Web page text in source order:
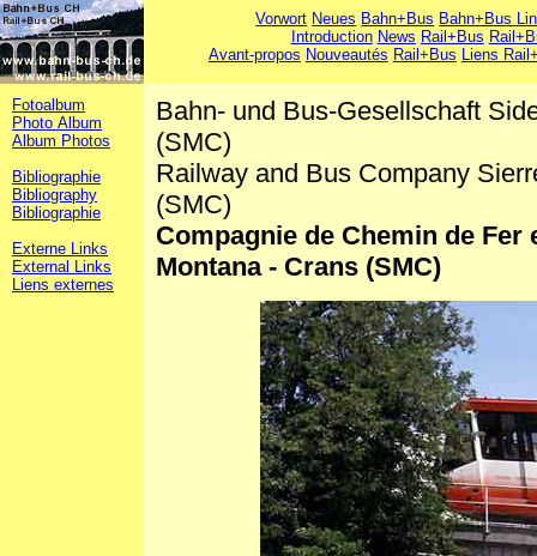
Vorwort Neues Bahn+Bus Bahn+Bus
Introduction News Rail+Bus
Avant-propos Nouveautés Rail+Bus Liens
Fotoalbum
Photo Album
Album Photos
Bibliographie
Bibliography
Bibliographie
Externe Links
External Links
Liens externes
Bahn- und Bus-Gesellschaft
(SMC)
Railway and Bus Company
(SMC)
Compagnie de Chemin de
Montana - Crans (SMC)